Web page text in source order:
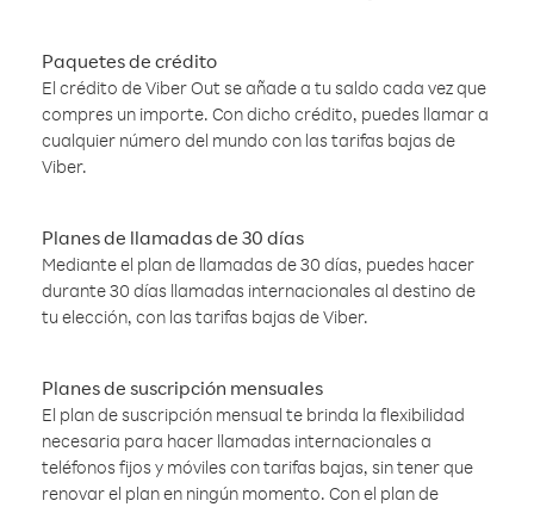
Paquetes de crédito
El crédito de Viber Out se añade a tu saldo cada vez que
compres un importe. Con dicho crédito, puedes llamar a
cualquier número del mundo con las tarifas bajas de
Viber.
Planes de llamadas de 30 días
Mediante el plan de llamadas de 30 días, puedes hacer
durante 30 días llamadas internacionales al destino de
tu elección, con las tarifas bajas de Viber.
Planes de suscripción mensuales
El plan de suscripción mensual te brinda la flexibilidad
necesaria para hacer llamadas internacionales a
teléfonos fijos y móviles con tarifas bajas, sin tener que
renovar el plan en ningún momento. Con el plan de